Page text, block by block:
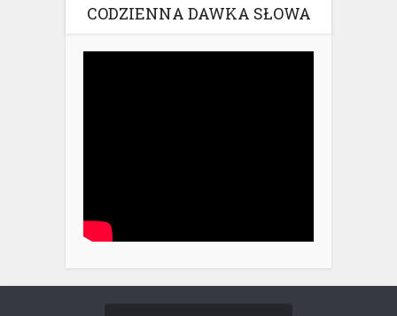
CODZIENNA DAWKA SŁOWA